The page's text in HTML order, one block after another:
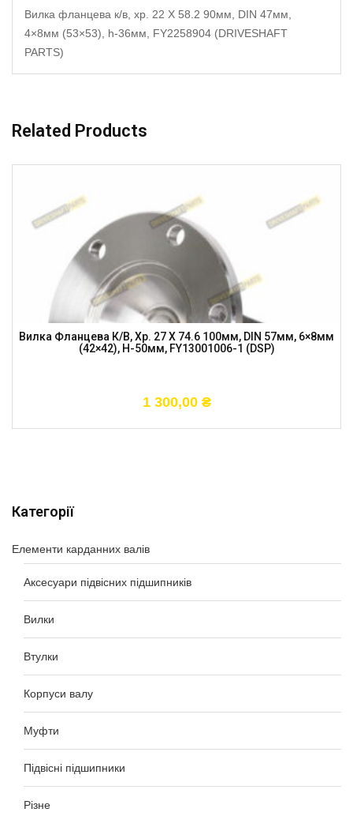
Категорії
Елементи карданних валів
Аксесуари підвісних підшипників
Вилки
Втулки
Корпуси валу
Муфти
Підвісні підшипники
Різне
Вилка фланцева к/в, хр. 22 X 58.2 90мм, DIN 47мм,
4×8мм (53×53), h-36мм, FY2258904 (DRIVESHAFT
PARTS)
Related Products
Вилка Фланцева К/в, Хр. 27 X 74.6 100мм, DIN 57мм, 6×8мм
(42×42), H-50мм, FY13001006-1 (DSP)
1 300,00 ₴